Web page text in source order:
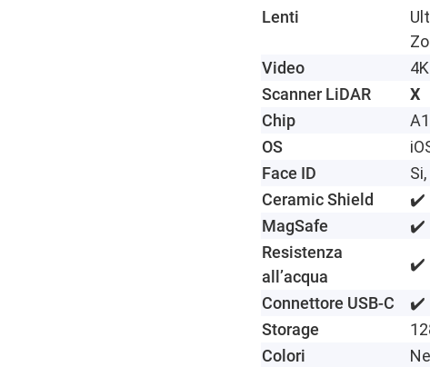
Lenti
Video
Scanner LiDAR
X
Chip
OS
Face ID
Ceramic Shield
✔️
MagSafe
✔️
Resistenza
all’acqua
✔️
Connettore USB-C ✔️
Storage
Colori